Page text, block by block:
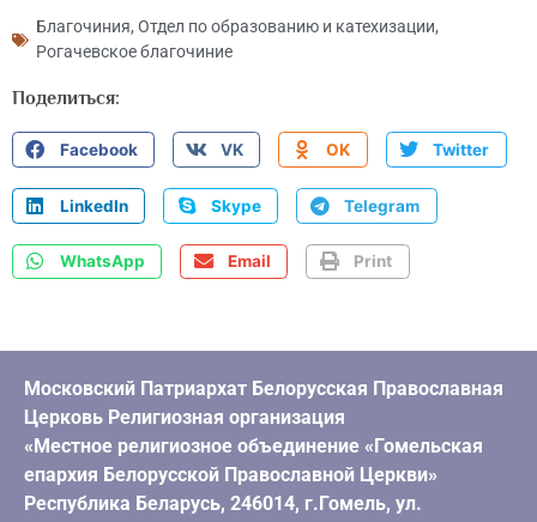
Благочиния, Отдел по образованию и катехизации,
Рогачевское благочиние
Поделиться:
Facebook VK OK Twitter
LinkedIn Skype Telegram
WhatsApp Email Print
Московский Патриархат Белорусская Православная
Церковь Религиозная организация
«Местное религиозное объединение «Гомельская
епархия Белорусской Православной Церкви»
Республика Беларусь, 246014, г.Гомель, ул.